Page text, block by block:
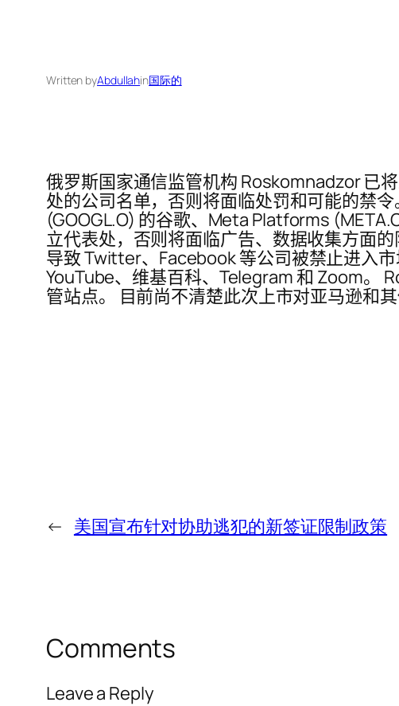
Written byAbdullahin国际的
俄罗斯国家通信监管机构 Roskomnadzor 已
处的公司名单，否则将面临处罚和可能的禁
(GOOGL.O) 的谷歌、Meta Platforms
立代表处，否则将面临广告、数据收集方面
导致 Twitter、Facebook 等公司被禁止进入
YouTube、维基百科、Telegram 和 Zoom。
管站点。 目前尚不清楚此次上市对亚马逊和
← 美国宣布针对协助逃犯的新签证限制政策
Comments
Leave a Reply